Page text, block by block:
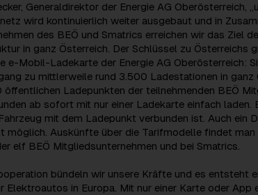
Generaldirektor der Energie AG Oberösterreich,
wird kontinuierlich weiter ausgebaut und in
des BEÖ und Smatrics erreichen wir das Ziel
in ganz Österreich. Der Schlüssel zu Österreichs
e-Mobil-Ladekarte der Energie AG Oberösterreich:
zu mittlerweile rund 3.500 Ladestationen in ganz
öffentlichen Ladepunkten der teilnehmenden BEÖ
ab sofort mit nur einer Ladekarte einfach laden.
mit dem Ladepunkt verbunden ist. Auch ein
möglich. Auskünfte über die Tarifmodelle findet man
elf BEÖ Mitgliedsunternehmen und bei Smatrics.
bündeln wir unsere Kräfte und es entsteht
Elektroautos in Europa. Mit nur einer Karte oder App